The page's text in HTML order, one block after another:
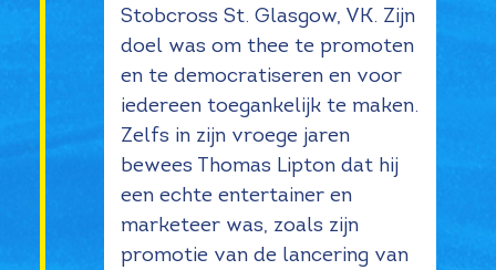
Stobcross St. Glasgow, VK. Zijn
doel was om thee te promoten
en te democratiseren en voor
iedereen toegankelijk te maken.
Zelfs in zijn vroege jaren
bewees Thomas Lipton dat hij
een echte entertainer en
marketeer was, zoals zijn
promotie van de lancering van